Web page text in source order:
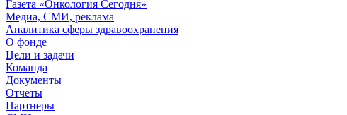
Газета «Онкология Сегодня»
Медиа, СМИ, реклама
Аналитика сферы здравоохранения
О фонде
Цели и задачи
Команда
Документы
Отчеты
Партнеры